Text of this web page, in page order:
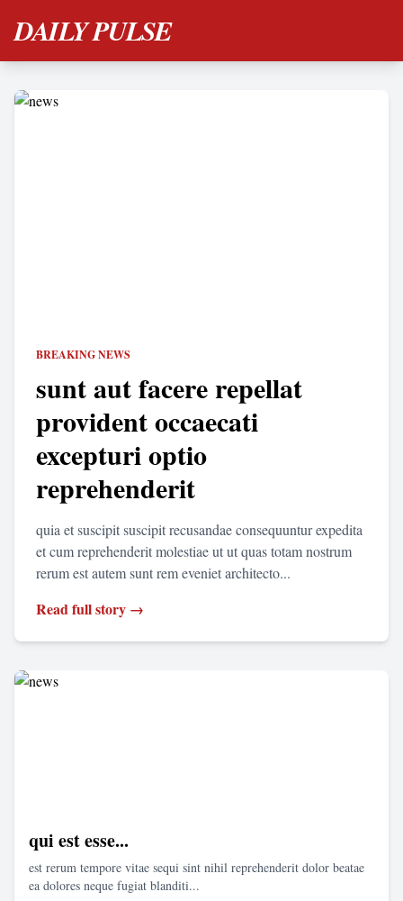
DAILY PULSE
BREAKING NEWS
sunt aut facere repellat
provident occaecati
excepturi optio
reprehenderit
quia et suscipit suscipit recusandae consequuntur expedita
et cum reprehenderit molestiae ut ut quas totam nostrum
rerum est autem sunt rem eveniet architecto...
Read full story →
qui est esse...
est rerum tempore vitae sequi sint nihil reprehenderit dolor beatae
ea dolores neque fugiat blanditi...